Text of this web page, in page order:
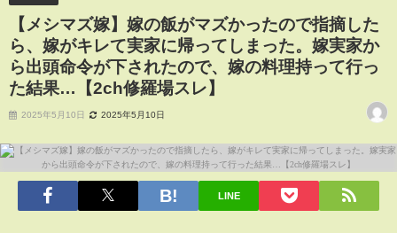
【メシマズ嫁】嫁の飯がマズかったので指摘した
ら、嫁がキレて実家に帰ってしまった。嫁実家か
ら出頭命令が下されたので、嫁の料理持って行っ
た結果…【2ch修羅場スレ】
2025年5月10日 2025年5月10日
LINE